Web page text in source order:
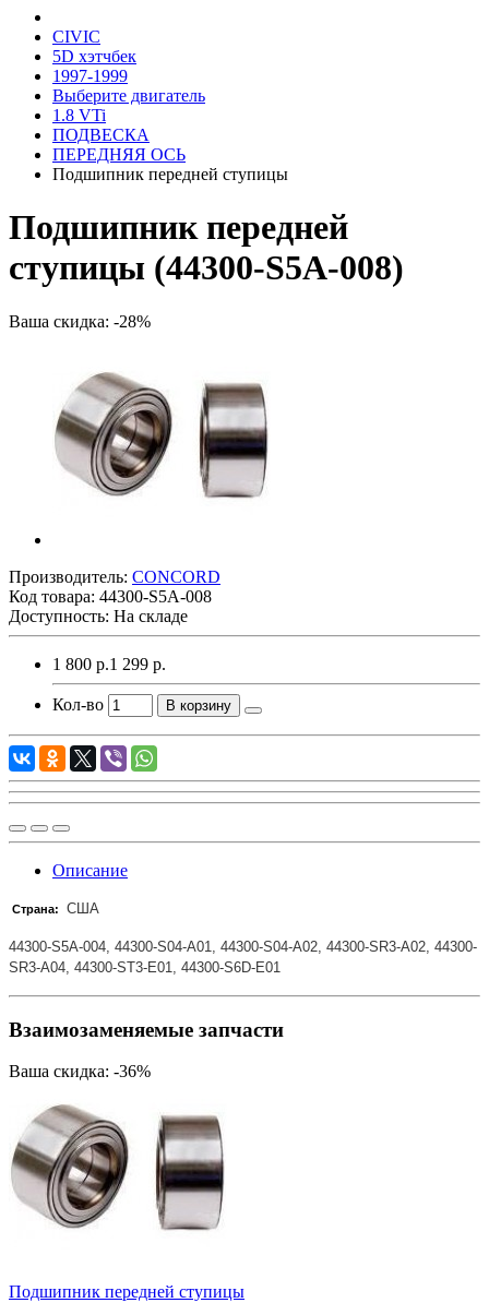
CIVIC
5D хэтчбек
1997-1999
Выберите двигатель
1.8 VTi
ПОДВЕСКА
ПЕРЕДНЯЯ ОСЬ
Подшипник передней ступицы
Подшипник передней
ступицы (44300-S5A-008)
Ваша скидка: -28%
Производитель: CONCORD
Код товара: 44300-S5A-008
Доступность: На складе
1 800 р.1 299 р.
Кол-во В корзину
Описание
Страна: США
44300-S5A-004, 44300-S04-A01, 44300-S04-A02, 44300-SR3-A02, 44300-
SR3-A04, 44300-ST3-E01, 44300-S6D-E01
Взаимозаменяемые запчасти
Ваша скидка: -36%
Подшипник передней ступицы